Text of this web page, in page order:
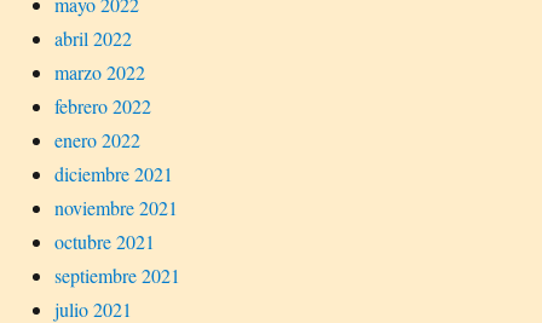
abril 2022
marzo 2022
febrero 2022
enero 2022
diciembre 2021
noviembre 2021
octubre 2021
septiembre 2021
julio 2021